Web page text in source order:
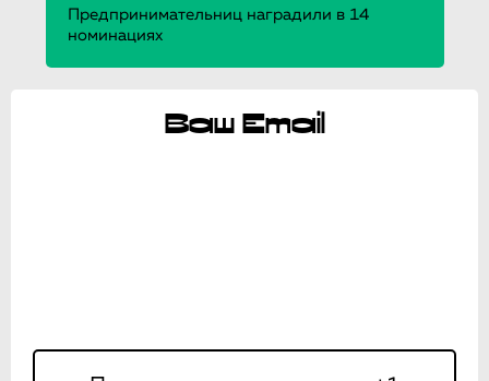
Предпринимательниц наградили в 14
номинациях
Ваш Email